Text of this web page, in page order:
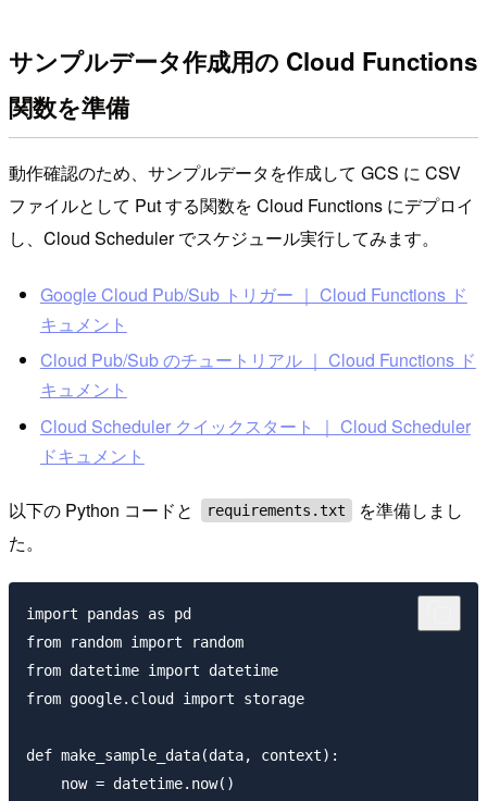
サンプルデータ作成用の Cloud Functions
関数を準備
動作確認のため、サンプルデータを作成して GCS に CSV
ファイルとして Put する関数を Cloud Functions にデプロイ
し、Cloud Scheduler でスケジュール実行してみます。
Google Cloud Pub/Sub トリガー ｜ Cloud Functions ド
キュメント
Cloud Pub/Sub のチュートリアル ｜ Cloud Functions ド
キュメント
Cloud Scheduler クイックスタート ｜ Cloud Scheduler
ドキュメント
以下の Python コードと requirements.txt
を準備しまし
た。
import pandas as pd
from random import random
from datetime import datetime
from google.cloud import storage
def make_sample_data(data, context):
    now = datetime.now()